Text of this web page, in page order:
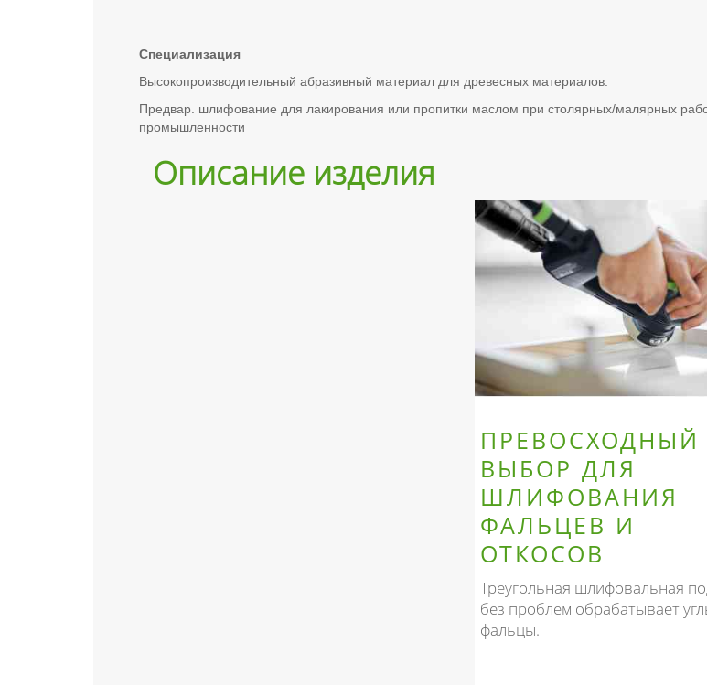
Специализация
Высокопроизводительный абразивный материал для древесных материалов.
Предвар. шлифование для лакирования или пропитки маслом при столярных/малярных
промышленности
Описание изделия
ПРЕВОСХОДНЫЙ
ВЫБОР ДЛЯ
ШЛИФОВАНИЯ
ФАЛЬЦЕВ И
ОТКОСОВ
Треугольная шлифовальная
без проблем обрабатывает
фальцы.